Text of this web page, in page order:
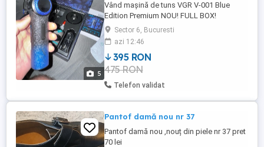
5
Vând mașină de tuns VGR V-001 Blue
Edition Premium NOU! FULL BOX!
Sector 6, Bucuresti
azi 12:46
395 RON
475 RON
Telefon validat
Pantof damă nou nr 37
Pantof damă nou ,nouț din piele nr 37 pret
70 lei